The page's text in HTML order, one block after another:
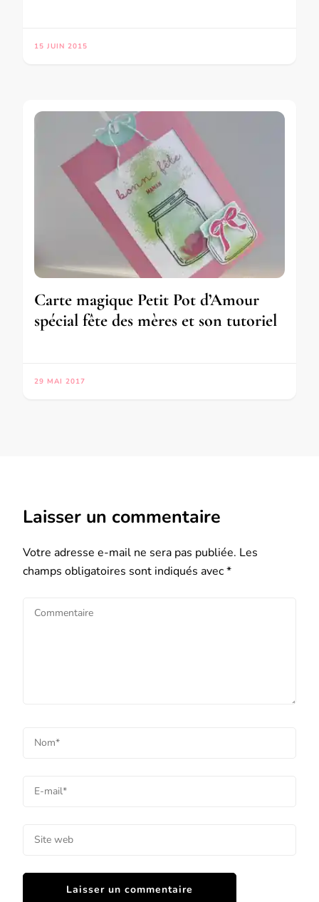
15 JUIN 2015
Carte magique Petit Pot d’Amour
spécial fête des mères et son tutoriel
29 MAI 2017
Laisser un commentaire
Votre adresse e-mail ne sera pas publiée. Les
champs obligatoires sont indiqués avec*